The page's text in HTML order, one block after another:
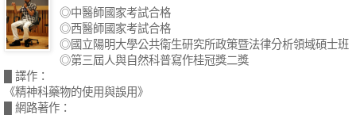
◎中醫師國家考試合格
◎西醫師國家考試合格
◎國立陽明大學公共衛生研究所政策暨法律分析領域碩士班
◎第三屆人與自然科普寫作桂冠獎二獎
█ 譯作：
《精神科藥物的使用與誤用》
█ 網路著作：